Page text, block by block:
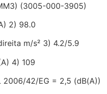
(3005-000-3905)
2) 98.0
m/s² 3) 4.2/5.9
4) 109
2006/42/EG = 2,5 (dB(A))